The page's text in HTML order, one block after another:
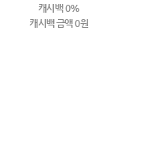
캐시백 0%
캐시백 금액 0원